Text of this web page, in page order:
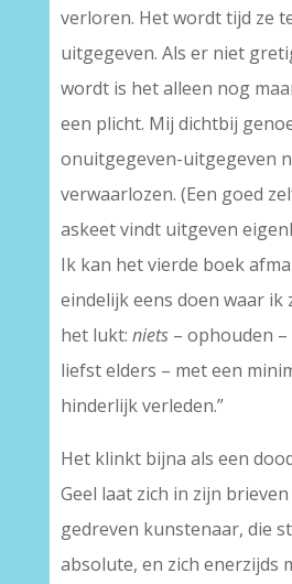
verloren. Het wordt tijd ze
uitgegeven. Als er niet
wordt is het alleen nog
een plicht. Mij dichtbij
onuitgegeven-uitgegeven
verwaarlozen. (Een goed
askeet vindt uitgeven
Ik kan het vierde boek
eindelijk eens doen waar ik
het lukt: niets – ophouden
liefst elders – met een
hinderlijk verleden.”
Het klinkt bijna als een
Geel laat zich in zijn
gedreven kunstenaar, die
absolute, en zich enerzijds